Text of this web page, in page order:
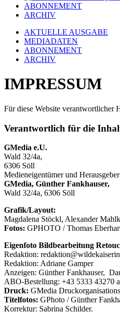
ABONNEMENT
ARCHIV
AKTUELLE AUSGABE
MEDIADATEN
ABONNEMENT
ARCHIV
IMPRESSUM
Für diese Website verantwortlicher
Verantwortlich für die
GMedia e.U.
Wald 32/4a,
6306 Söll
Medieneigentümer und
GMedia, Günther Fankhauser,
Wald 32/4a, 6306 Söll
Grafik/Layout:
Magdalena Stöckl, Alexander
Fotos: GPHOTO / Thomas
Eigenfoto Bildbearbeitung
Redaktion:
Redaktion: Adriane Gamper
Anzeigen: Günther Fankhauser,
ABO-Bestellung: +43 5333 43270
Druck: GMedia
Titelfotos: GPhoto / Günther
Korrektur: Sabrina Schilder.